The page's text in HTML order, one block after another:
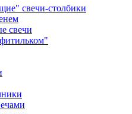
свечи-столбики
свечи